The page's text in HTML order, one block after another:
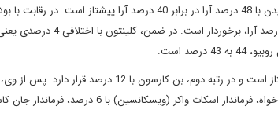
درصد آرا قرار دارند. در میان 17 کاندیدای جمهوری